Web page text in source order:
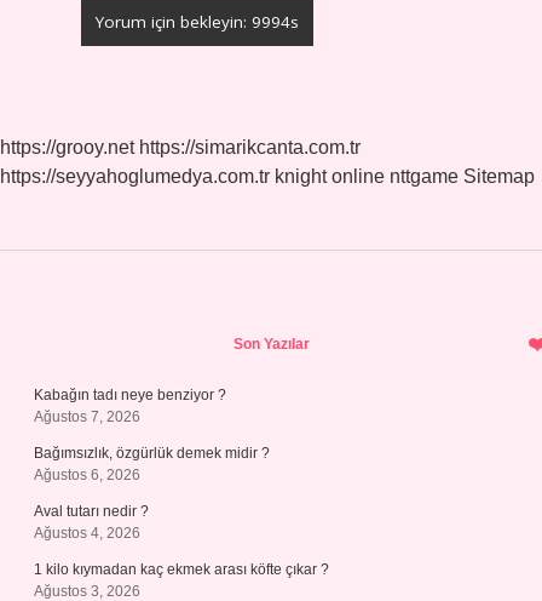
https://grooy.net https://simarikcanta.com.tr
https://seyyahoglumedya.com.tr knight online nttgame Sitemap
Son Yazılar
Kabağın tadı neye benziyor ?
Ağustos 7, 2026
Bağımsızlık, özgürlük demek midir ?
Ağustos 6, 2026
Aval tutarı nedir ?
Ağustos 4, 2026
1 kilo kıymadan kaç ekmek arası köfte çıkar ?
Ağustos 3, 2026